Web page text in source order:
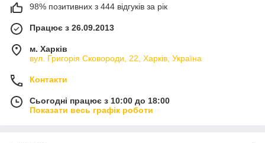
98% позитивних з 444 відгуків за рік
Працює з 26.09.2013
м. Харків
вул. Григорія Сковороди, 22, Харків, Україна
Контакти
Сьогодні працює з 10:00 до 18:00
Показати весь графік роботи